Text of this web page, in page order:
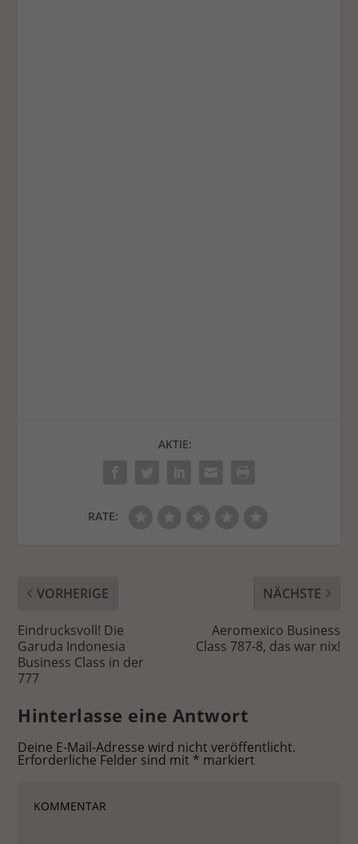
AKTIE:
RATE:
VORHERIGE
Eindrucksvoll! Die
Garuda Indonesia
Business Class in der
777
NÄCHSTE
Aeromexico Business
Class 787-8, das war nix!
Hinterlasse eine Antwort
Deine E-Mail-Adresse wird nicht veröffentlicht.
Erforderliche Felder sind mit * markiert